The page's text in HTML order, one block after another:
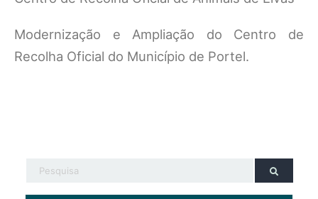
Modernização e Ampliação do Centro de
Recolha Oficial do Município de Portel.